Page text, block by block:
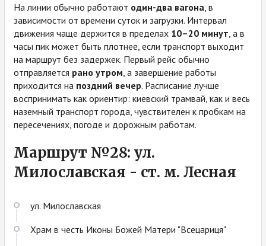
На линии обычно работают один-два вагона , в
зависимости от времени суток и загрузки. Интервал
движения чаще держится в пределах 10–20 минут , а в
часы пик может быть плотнее, если транспорт выходит
на маршрут без задержек. Первый рейс обычно
отправляется рано утром , а завершение работы
приходится на поздний вечер. Расписание лучше
воспринимать как ориентир: киевский трамвай, как и весь
наземный транспорт города, чувствителен к пробкам на
пересечениях, погоде и дорожным работам.
Маршрут №28: ул.
Милославская - ст. м. Лесная
ул. Милославская
Храм в честь Иконы Божей Матери "Всецариця"